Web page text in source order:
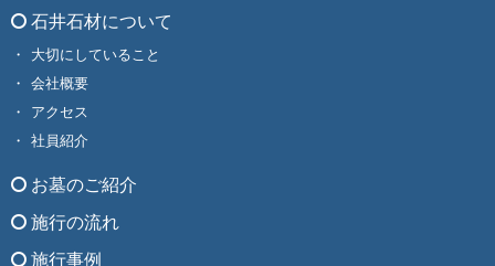
石井石材について
大切にしていること
会社概要
アクセス
社員紹介
お墓のご紹介
施行の流れ
施行事例